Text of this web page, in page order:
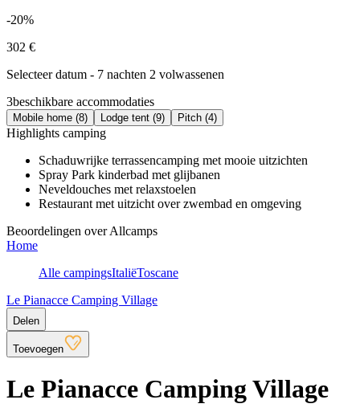
-20%
302 €
Selecteer datum - 7 nachten 2 volwassenen
3beschikbare accommodaties
Mobile home (8) Lodge tent (9) Pitch (4)
Highlights camping
Schaduwrijke terrassencamping met mooie uitzichten
Spray Park kinderbad met glijbanen
Neveldouches met relaxstoelen
Restaurant met uitzicht over zwembad en omgeving
Beoordelingen over Allcamps
Home
Alle campingsItaliëToscane
Le Pianacce Camping Village
Delen
Toevoegen
Le Pianacce Camping Village